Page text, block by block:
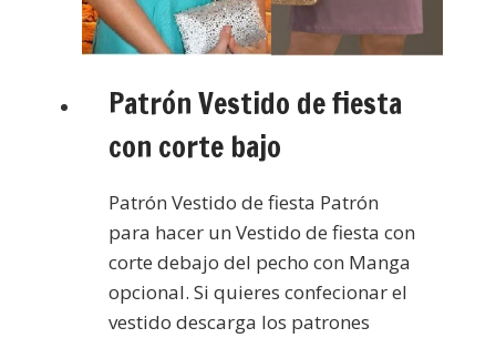
Patrón Vestido de fiesta
con corte bajo
Patrón Vestido de fiesta Patrón
para hacer un Vestido de fiesta con
corte debajo del pecho con Manga
opcional. Si quieres confecionar el
vestido descarga los patrones